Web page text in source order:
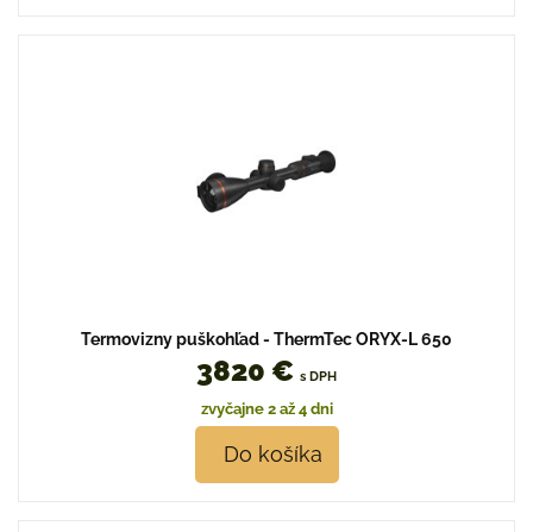
Termovizny puškohľad - ThermTec ORYX-L 650
3820 € s DPH
zvyčajne 2 až 4 dni
Do košíka